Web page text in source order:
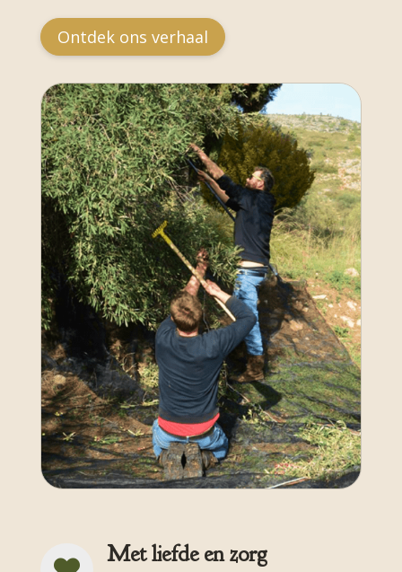
Ontdek ons verhaal
Met liefde en zorg